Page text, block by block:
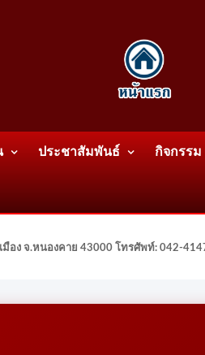
ประชาสัมพันธ์ กิจกรรม
อง จ.หนองคาย 43000 โทรศัพท์: 042-